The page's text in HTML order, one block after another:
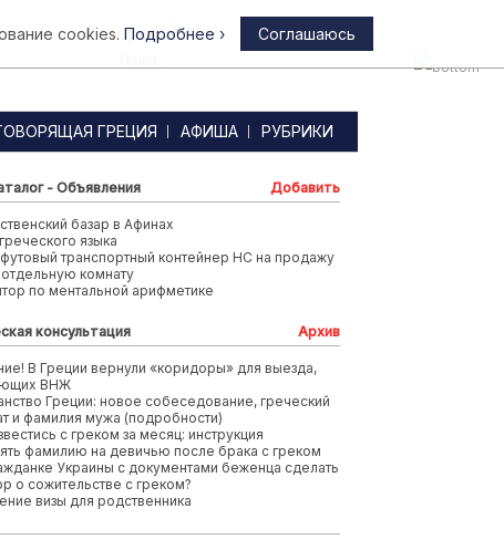
Афины
ГРЕЦИЯ АФИША РУБРИКИ
- Объявления Добавить
базар в Афинах
языка
транспортный контейнер HC на продажу
комнату
по ментальной арифметике
консультация Архив
В Греции вернули «коридоры» для выезда,
ВНЖ
Греции: новое собеседование, греческий
и фамилия мужа (подробности)
с греком за месяц: инструкция
фамилию на девичью после брака с греком
Украины с документами беженца сделать
о сожительстве с греком?
визы для родственника
cookies. Подробнее › Соглашаюсь